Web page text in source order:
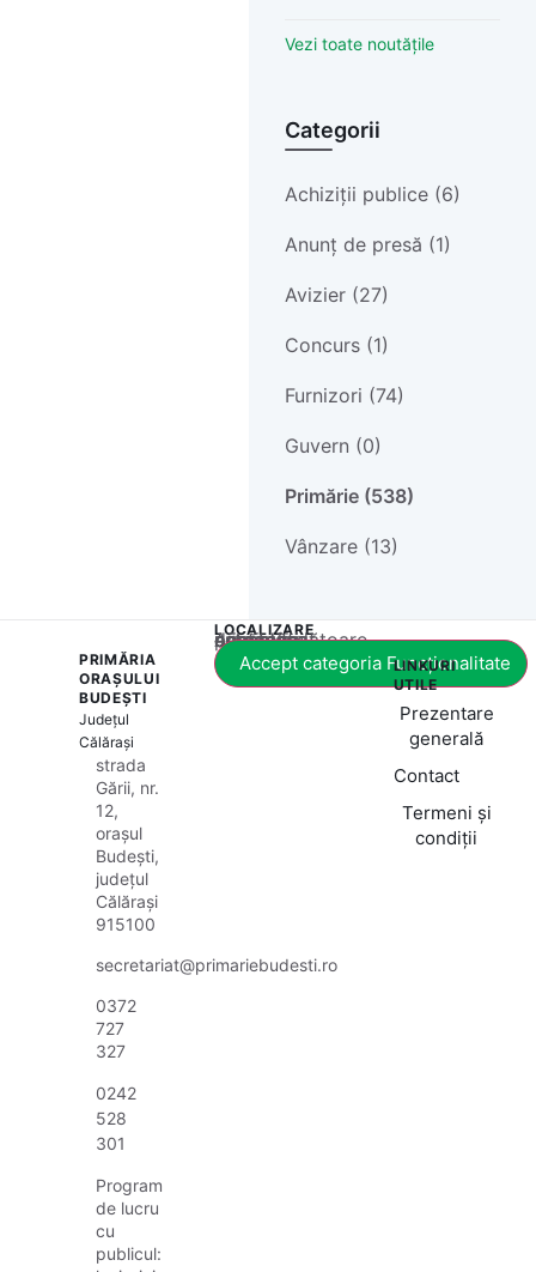
Vezi toate noutățile
Categorii
Achiziții publice (6)
Anunț de presă (1)
Avizier (27)
Concurs (1)
Furnizori (74)
Guvern (0)
Primărie (538)
Vânzare (13)
PRIMĂRIA
ORAȘULUI
BUDEȘTI
Județul
Călărași
strada
Gării, nr.
12,
orașul
Budești,
județul
Călărași
915100
secretariat@primariebudesti.ro
0372
727
327
0242
528
301
Program
de lucru
cu
publicul:
LOCALIZARE
Acest conținut este blocat până când acceptați categoria corespunzătoare de cookie-uri.
Accept categoria Funcționalitate
LINKURI
UTILE
Prezentare
generală
Contact
Termeni și
condiții